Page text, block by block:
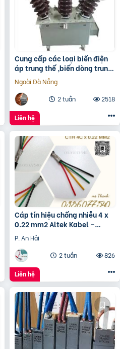
Cung cấp các loại biến điện
áp trung thế ,biến dòng trung
thế, tụ bù trung thế
Ngoài Đà Nẵng
2 tuần
2518
Liên hệ
Cáp tín hiệu chống nhiễu 4 x
0.22 mm2 Altek Kabel –
Shield alarm cable, signal
P. An Hải
2 tuần
826
Liên hệ